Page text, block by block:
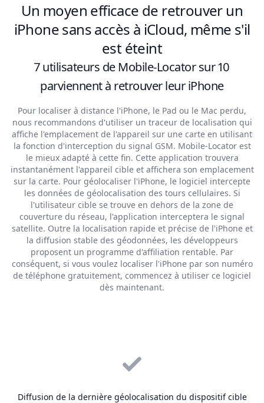
Un moyen efficace de retrouver un
iPhone sans accès à iCloud, même s'il
est éteint
7 utilisateurs de Mobile-Locator sur 10
parviennent à retrouver leur iPhone
Pour localiser à distance l'iPhone, le Pad ou le Mac perdu,
nous recommandons d'utiliser un traceur de localisation qui
affiche l'emplacement de l'appareil sur une carte en utilisant
la fonction d'interception du signal GSM. Mobile-Locator est
le mieux adapté à cette fin. Cette application trouvera
instantanément l'appareil cible et affichera son emplacement
sur la carte. Pour géolocaliser l'iPhone, le logiciel intercepte
les données de géolocalisation des tours cellulaires. Si
l'utilisateur cible se trouve en dehors de la zone de
couverture du réseau, l'application interceptera le signal
satellite. Outre la localisation rapide et précise de l'iPhone et
la diffusion stable des géodonnées, les développeurs
proposent un programme d'affiliation rentable. Par
conséquent, si vous voulez localiser l'iPhone par son numéro
de téléphone gratuitement, commencez à utiliser ce logiciel
dès maintenant.
Diffusion de la dernière géolocalisation du dispositif cible